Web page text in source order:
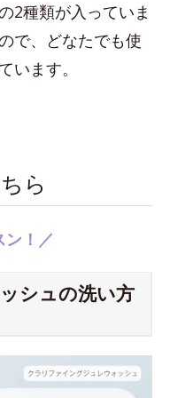
2種類が入っていま
で、どなたでも使
います。
ら
ン！／
ッシュの洗い方